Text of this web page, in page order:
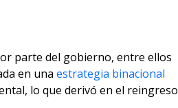
parte del gobierno, entre ellos
en una estrategia binacional
lo que derivó en el reingreso